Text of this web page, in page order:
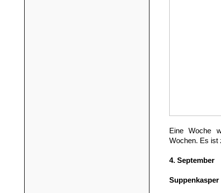
Eine Woche
Wochen. Es ist
4. September
Suppenkasper